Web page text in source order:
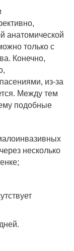
анатомической
только с
Конечно,
из-за
Между тем
подобные
несколько